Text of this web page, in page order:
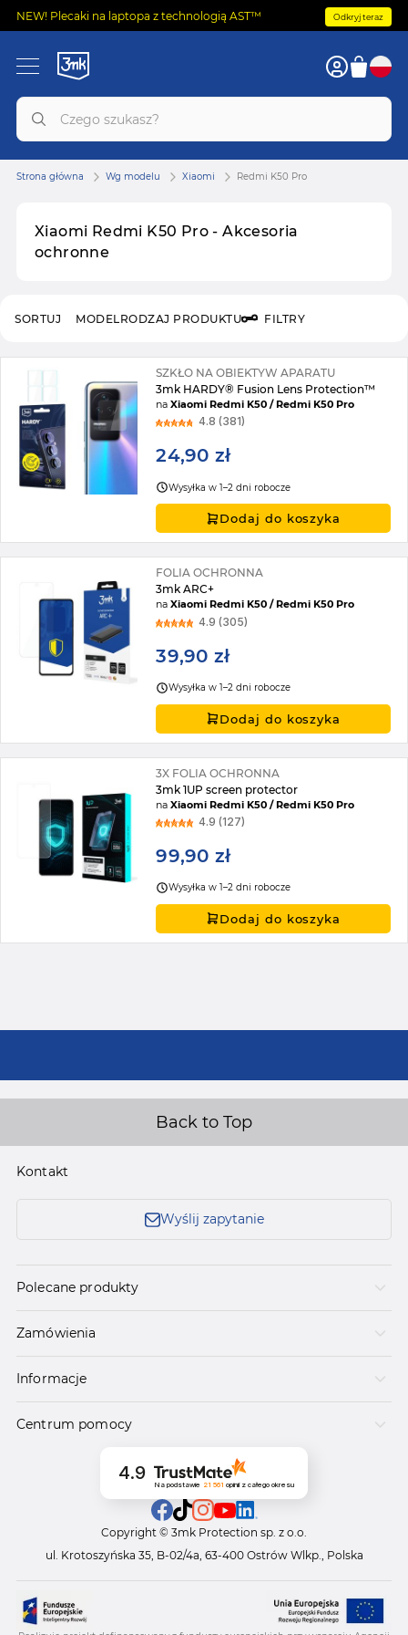
NEW! Plecaki na laptopa z technologią AST™ Odkryj teraz
Xiaomi Redmi K50 Pro - Akcesoria
ochronne
Strona główna Wg modelu Xiaomi Redmi K50 Pro
MODELRODZAJ PRODUKTU FILTRY
SORTUJ
SZKŁO NA OBIEKTYW APARATU
3mk HARDY® Fusion Lens Protection™
naXiaomi Redmi K50 / Redmi K50 Pro
4.8 (381)
24,90 zł
Wysyłka w 1–2 dni robocze
Dodaj do koszyka
FOLIA OCHRONNA
3mk ARC+
naXiaomi Redmi K50 / Redmi K50 Pro
4.9 (305)
39,90 zł
Wysyłka w 1–2 dni robocze
Dodaj do koszyka
3X FOLIA OCHRONNA
3mk 1UP screen protector
naXiaomi Redmi K50 / Redmi K50 Pro
4.9 (127)
99,90 zł
Wysyłka w 1–2 dni robocze
Dodaj do koszyka
Back to Top
Kontakt
Wyślij zapytanie
Polecane produkty
Zamówienia
Informacje
Centrum pomocy
4.9
Na podstawie 21 561 opinii z całego okresu
Copyright © 3mk Protection sp. z o.o.
ul. Krotoszyńska 35, B-02/4a, 63-400 Ostrów Wlkp., Polska